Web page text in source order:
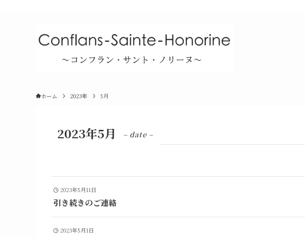
ホーム 2023年 5月
2023年5月 – date –
2023年5月11日
引き続きのご連絡
2023年5月1日